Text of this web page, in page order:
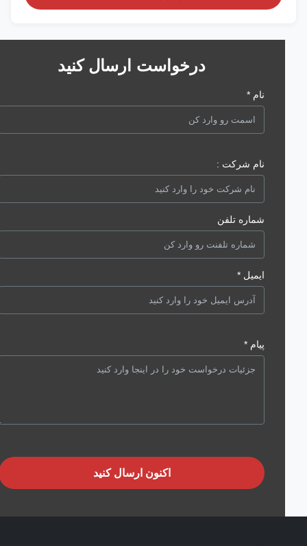
درخواست ارسال کنید
نام شرکت :
شماره تلفن
ایمیل *
اکنون ارسال کنید